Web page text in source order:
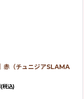
赤（チュニジアSLAMA
(税込)